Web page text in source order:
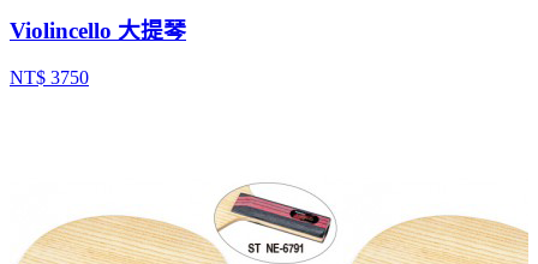
Violincello 大提琴
NT$ 3750